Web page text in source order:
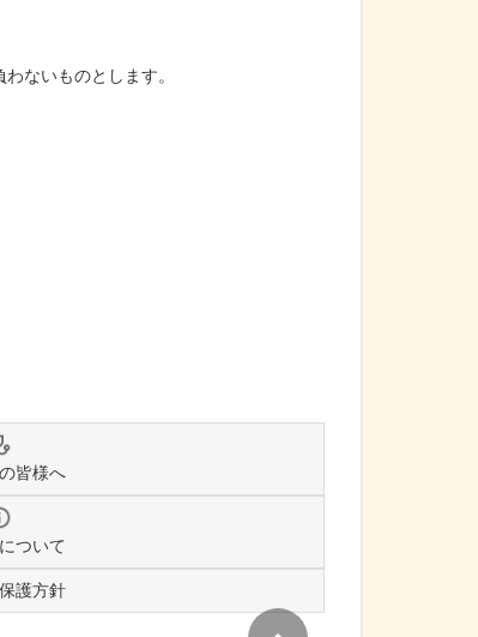
ないものとします。
皆様へ
ついて
護方針